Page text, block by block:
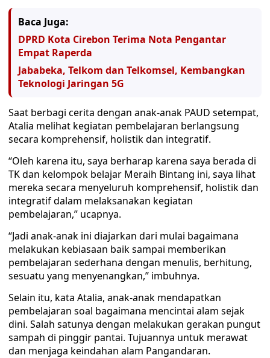
Baca Juga:
DPRD Kota Cirebon Terima Nota Pengantar
Empat Raperda
Jababeka, Telkom dan Telkomsel, Kembangkan
Teknologi Jaringan 5G
Saat berbagi cerita dengan anak-anak PAUD setempat,
Atalia melihat kegiatan pembelajaran berlangsung
secara komprehensif, holistik dan integratif.
“Oleh karena itu, saya berharap karena saya berada di
TK dan kelompok belajar Meraih Bintang ini, saya lihat
mereka secara menyeluruh komprehensif, holistik dan
integratif dalam melaksanakan kegiatan
pembelajaran,” ucapnya.
“Jadi anak-anak ini diajarkan dari mulai bagaimana
melakukan kebiasaan baik sampai memberikan
pembelajaran sederhana dengan menulis, berhitung,
sesuatu yang menyenangkan,” imbuhnya.
Selain itu, kata Atalia, anak-anak mendapatkan
pembelajaran soal bagaimana mencintai alam sejak
dini. Salah satunya dengan melakukan gerakan pungut
sampah di pinggir pantai. Tujuannya untuk merawat
dan menjaga keindahan alam Pangandaran.